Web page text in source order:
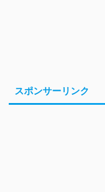
スポンサーリンク